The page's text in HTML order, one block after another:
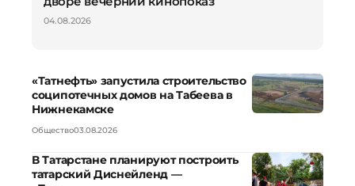
04.08.2026
«Татнефть» запустила строительство
соципотечных домов на Табеева в
Нижнекамске
Общество03.08.2026
В Татарстане планируют построить
татарский Диснейленд —